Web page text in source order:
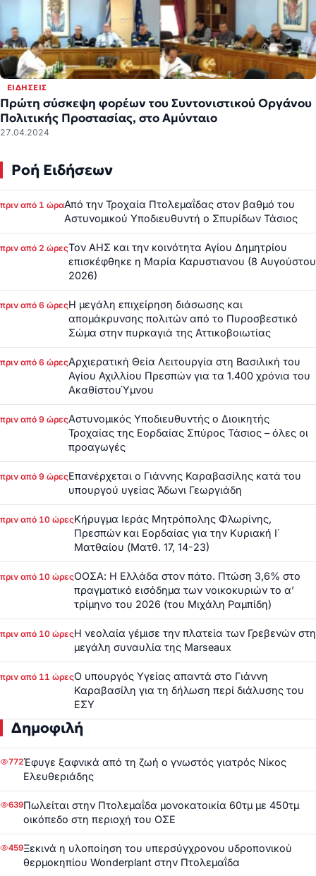
ΕΙΔΉΣΕΙΣ
Πρώτη σύσκεψη φορέων του Συντονιστικού Οργάνου
Πολιτικής Προστασίας, στο Αμύνταιο
27.04.2024
Ροή Ειδήσεων
πριν από 1 ώραΑπό την Τροχαία Πτολεμαΐδας στον βαθμό του
Αστυνομικού Υποδιευθυντή ο Σπυρίδων Τάσιος
πριν από 2 ώρεςΤον ΑΗΣ και την κοινότητα Αγίου Δημητρίου
επισκέφθηκε η Μαρία Καρυστιανου (8 Αυγούστου
2026)
πριν από 6 ώρεςΗ μεγάλη επιχείρηση διάσωσης και
απομάκρυνσης πολιτών από το Πυροσβεστικό
Σώμα στην πυρκαγιά της Αττικοβοιωτίας
πριν από 6 ώρεςΑρχιερατική Θεία Λειτουργία στη Βασιλική του
Αγίου Αχιλλίου Πρεσπών για τα 1.400 χρόνια του
ΑκαθίστουΎμνου
πριν από 9 ώρεςΑστυνομικός Υποδιευθυντής ο Διοικητής
Τροχαίας της Εορδαίας Σπύρος Τάσιος – όλες οι
προαγωγές
πριν από 9 ώρεςΕπανέρχεται ο Γιάννης Καραβασίλης κατά του
υπουργού υγείας Άδωνι Γεωργιάδη
πριν από 10 ώρεςΚήρυγμα Ιεράς Μητρόπολης Φλωρίνης,
Πρεσπών και Εορδαίας για την Κυριακή Ι΄
Ματθαίου (Ματθ. 17, 14-23)
πριν από 10 ώρεςΟΟΣΑ: Η Ελλάδα στον πάτο. Πτώση 3,6% στο
πραγματικό εισόδημα των νοικοκυριών το α’
τρίμηνο του 2026 (του Μιχάλη Ραμπίδη)
πριν από 10 ώρεςΗ νεολαία γέμισε την πλατεία των Γρεβενών στη
μεγάλη συναυλία της Marseaux
πριν από 11 ώρεςΟ υπουργός Υγείας απαντά στο Γιάννη
Καραβασίλη για τη δήλωση περί διάλυσης του
ΕΣΥ
Δημοφιλή
772Έφυγε ξαφνικά από τη ζωή ο γνωστός γιατρός Νίκος
Ελευθεριάδης
639Πωλείται στην Πτολεμαΐδα μονοκατοικία 60τμ με 450τμ
οικόπεδο στη περιοχή του ΟΣΕ
459Ξεκινά η υλοποίηση του υπερσύγχρονου υδροπονικού
θερμοκηπίου Wonderplant στην Πτολεμαΐδα